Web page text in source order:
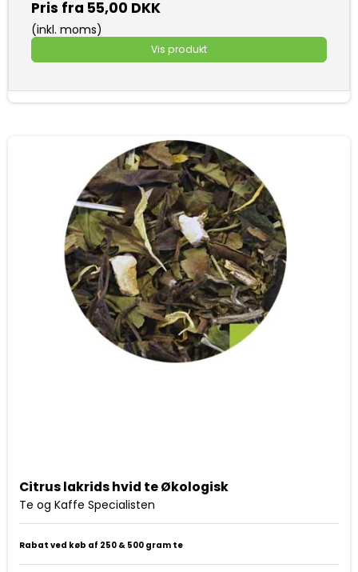
Pris fra 55,00 DKK
(inkl. moms)
Vis produkt
Citrus lakrids hvid te Økologisk
Te og Kaffe Specialisten
Rabat ved køb af 250 & 500 gram te